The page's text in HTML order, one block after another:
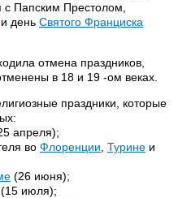
с Папским Престолом,
и день Святого Франциска
отмена праздников,
в 18 и 19 -ом веках.
праздники, которые
апреля);
во Флоренции Турине и
(26 июня);
(15 июля);